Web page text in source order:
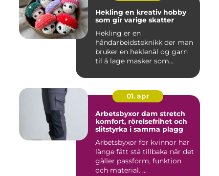
Hekling en kreativ hobby
som gir varige skatter
Hekling er en
håndarbeidsteknikk der man
bruker en heklenål og garn
til å lage masker som
01. apr
Arbetsbyxor dam stretch
komfort, rörelsefrihet och
slitstyrka i samma plagg
Arbetsbyxor för kvinnor har
länge fått stå tillbaka när det
gäller passform, funktion
och material. ...